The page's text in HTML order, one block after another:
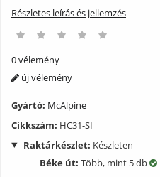
Részletes leírás és jellemzés
0 vélemény
új vélemény
Gyártó: McAlpine
Cikkszám: HC31-SI
Raktárkészlet: Készleten
Béke út: Több, mint 5 db